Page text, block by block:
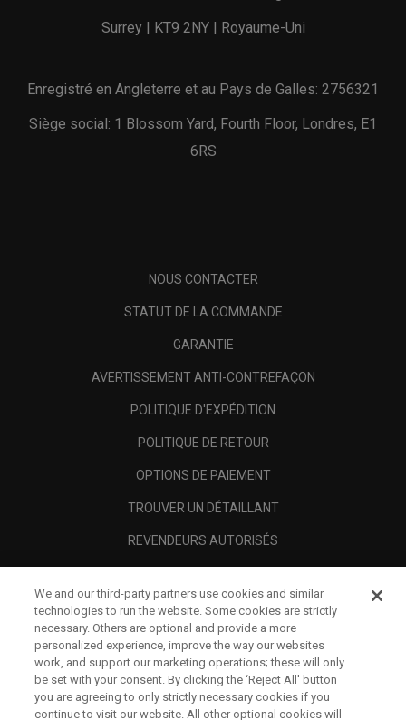
Surrey | KT9 2NY | Royaume-Uni
Enregistré en Angleterre et au Pays de Galles: 2756321
Siège social: 1 Blossom Yard, Fourth Floor, Londres, E1
6RS
NOUS CONTACTER
STATUT DE LA COMMANDE
GARANTIE
AVERTISSEMENT ANTI-CONTREFAÇON
POLITIQUE D'EXPÉDITION
POLITIQUE DE RETOUR
OPTIONS DE PAIEMENT
TROUVER UN DÉTAILLANT
REVENDEURS AUTORISÉS
A PROPOS
MENTIONS LÉGALES
We and our third-party partners use cookies and similar
technologies to run the website. Some cookies are strictly
necessary. Others are optional and provide a more
personalized experience, improve the way our websites
work, and support our marketing operations; these will only
be set with your consent. By clicking the ‘Reject All' button
you are agreeing to only strictly necessary cookies if you
continue to visit our website. All other optional cookies will